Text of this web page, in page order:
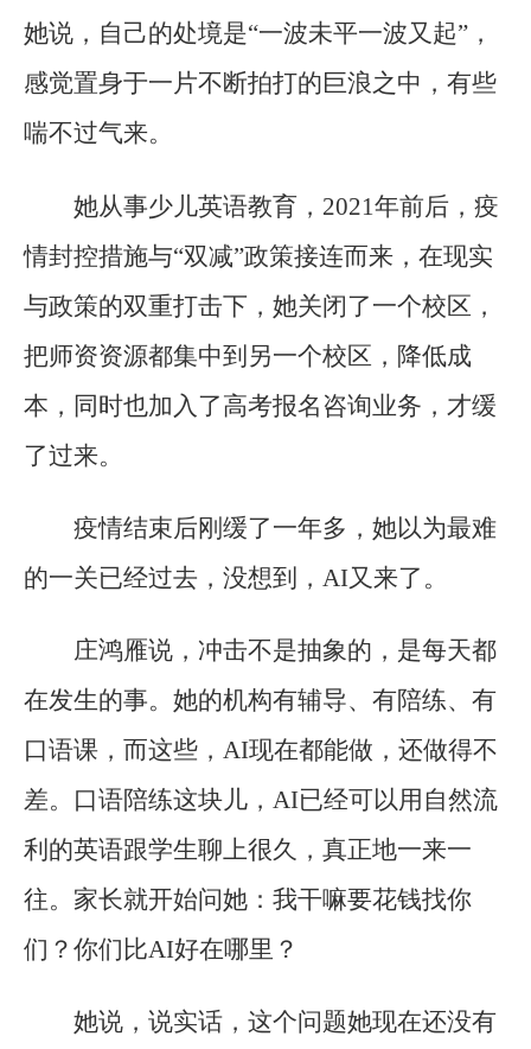
她说，自己的处境是“一波未平一波又起”，
感觉置身于一片不断拍打的巨浪之中，有些
喘不过气来。
她从事少儿英语教育，2021年前后，疫
情封控措施与“双减”政策接连而来，在现实
与政策的双重打击下，她关闭了一个校区，
把师资资源都集中到另一个校区，降低成
本，同时也加入了高考报名咨询业务，才缓
了过来。
疫情结束后刚缓了一年多，她以为最难
的一关已经过去，没想到，AI又来了。
庄鸿雁说，冲击不是抽象的，是每天都
在发生的事。她的机构有辅导、有陪练、有
口语课，而这些，AI现在都能做，还做得不
差。口语陪练这块儿，AI已经可以用自然流
利的英语跟学生聊上很久，真正地一来一
往。家长就开始问她：我干嘛要花钱找你
们？你们比AI好在哪里？
她说，说实话，这个问题她现在还没有